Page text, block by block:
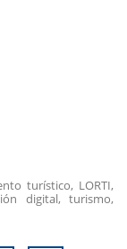
turístico, LORTI,
digital, turismo,